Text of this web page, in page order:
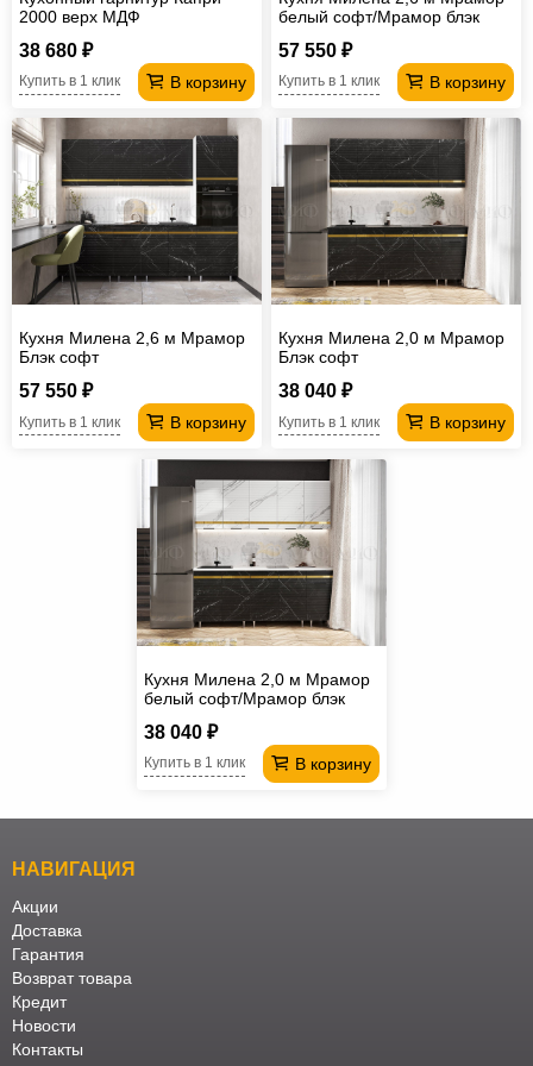
2000 верх МДФ
38 680 ₽
В корзину
Купить в 1 клик
белый софт/Мрамор блэк
57 550 ₽
В корзину
Купить в 1 клик
Кухня Милена 2,6 м Мрамор
Блэк софт
57 550 ₽
В корзину
Купить в 1 клик
Кухня Милена 2,0 м Мрамор
Блэк софт
38 040 ₽
В корзину
Купить в 1 клик
Кухня Милена 2,0 м Мрамор
белый софт/Мрамор блэк
38 040 ₽
В корзину
Купить в 1 клик
НАВИГАЦИЯ
Акции
Доставка
Гарантия
Возврат товара
Кредит
Новости
Контакты